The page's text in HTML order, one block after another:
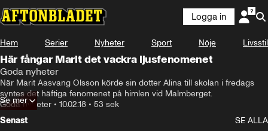
Logga in
Hem Serier Nyheter Sport Nöje Livsstil
Här fångar Marit det vackra ljusfenomenet
Goda nyheter
När Marit Aasvang Olsson körde sin dotter Alina till skolan i fredags
syntes det häftiga fenomenet på himlen vid Malmberget.
Goda nyheter • 10.02.18 • 53 sek
Se mer
Senast
SE ALLA